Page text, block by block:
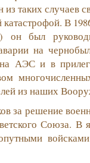
таких случаев
В
он был
на
на АЭС и в
из наших
за решение
Союза. В